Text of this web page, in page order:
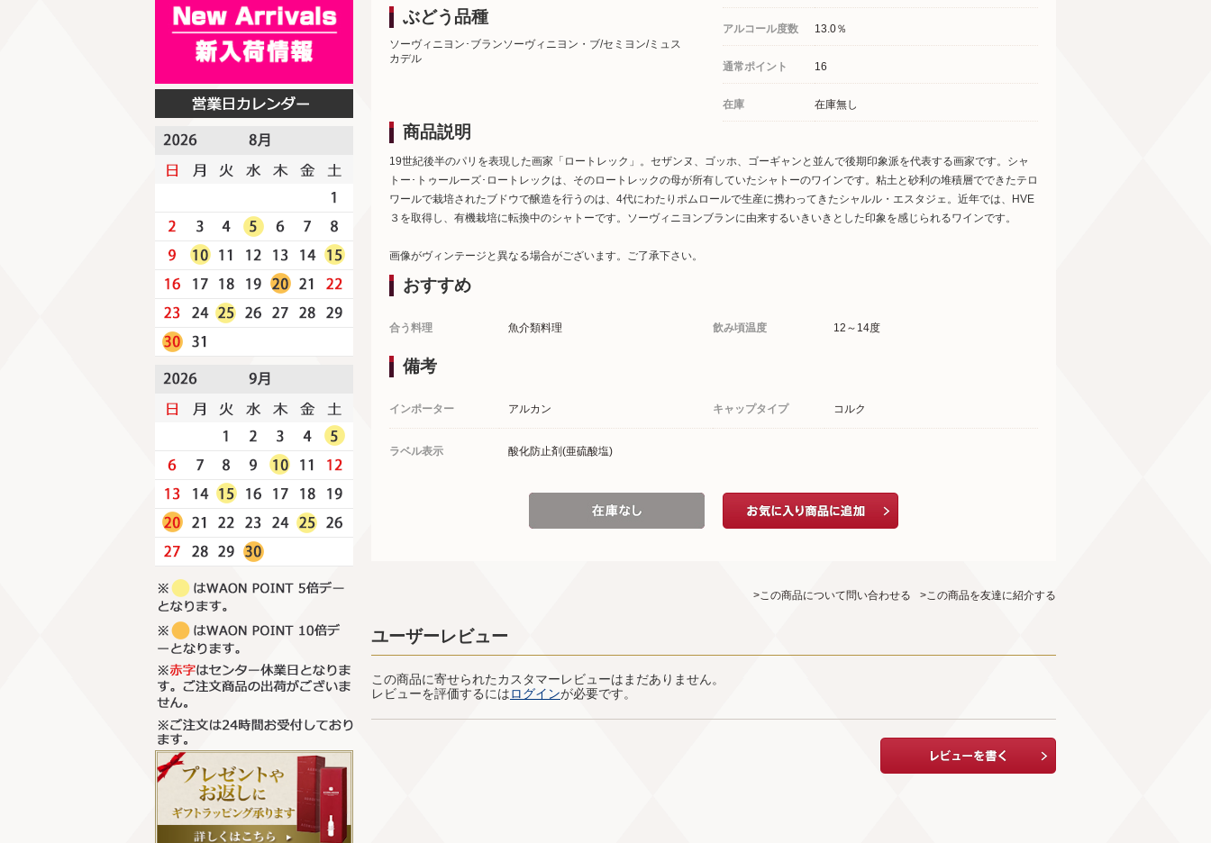
アルコール度数 13.0％
通常ポイント 16
在庫 在庫無し
ぶどう品種
ソーヴィニヨン･ブランソーヴィニヨン・ブ/セミヨン/ミュス
カデル
商品説明
19世紀後半のパリを表現した画家「ロートレック」。セザンヌ、ゴッホ、ゴーギャンと並んで後期印象派を代表する画家です。シャ
トー･トゥールーズ･ロートレックは、そのロートレックの母が所有していたシャトーのワインです。粘土と砂利の堆積層でできたテロ
ワールで栽培されたブドウで醸造を行うのは、4代にわたりポムロールで生産に携わってきたシャルル・エスタジェ。近年では、HVE
３を取得し、有機栽培に転換中のシャトーです。ソーヴィニヨンブランに由来するいきいきとした印象を感じられるワインです。
画像がヴィンテージと異なる場合がございます。ご了承下さい。
おすすめ
合う料理 魚介類料理 飲み頃温度 12～14度
備考
インポーター アルカン キャップタイプ コルク
ラベル表示 酸化防止剤(亜硫酸塩)
>この商品について問い合わせる >この商品を友達に紹介する
ユーザーレビュー
この商品に寄せられたカスタマーレビューはまだありません。
レビューを評価するにはログインが必要です。